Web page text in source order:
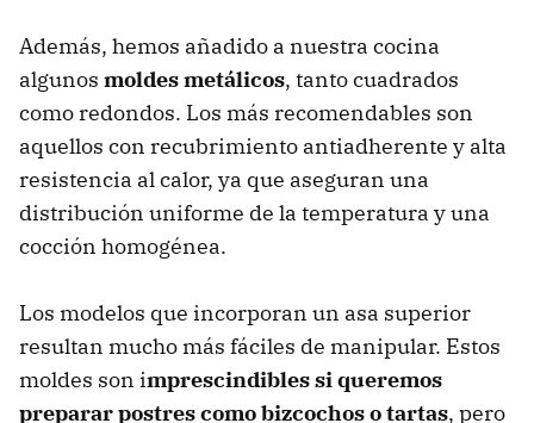
Además, hemos añadido a nuestra cocina
algunos moldes metálicos, tanto cuadrados
como redondos. Los más recomendables son
aquellos con recubrimiento antiadherente y alta
resistencia al calor, ya que aseguran una
distribución uniforme de la temperatura y una
cocción homogénea.
Los modelos que incorporan un asa superior
resultan mucho más fáciles de manipular. Estos
moldes son imprescindibles si queremos
preparar postres como bizcochos o tartas, pero